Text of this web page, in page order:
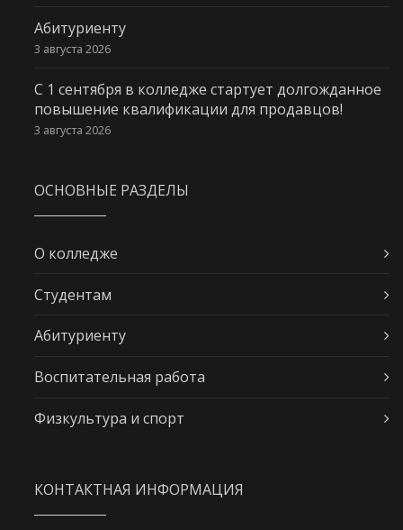
Абитуриенту
3 августа 2026
С 1 сентября в колледже стартует долгожданное
повышение квалификации для продавцов!
3 августа 2026
ОСНОВНЫЕ РАЗДЕЛЫ
О колледже
Студентам
Абитуриенту
Воспитательная работа
Физкультура и спорт
КОНТАКТНАЯ ИНФОРМАЦИЯ